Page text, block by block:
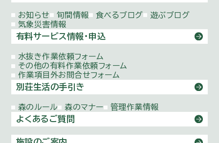
お知らせ 旬間情報 食べるブログ
遊ぶブログ
気象災害情報
有料サービス情報・申込
水抜き作業依頼フォーム
その他の有料作業依頼フォーム
作業項目外お問合せフォーム
別荘生活の手引き
森のルール 森のマナー 管理作業情報
よくあるご質問